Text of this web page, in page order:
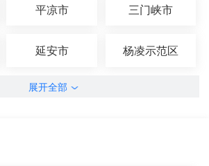
平凉市 三门峡市
延安市 杨凌示范区
展开全部